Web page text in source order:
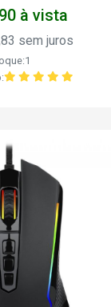
à vista
sem juros